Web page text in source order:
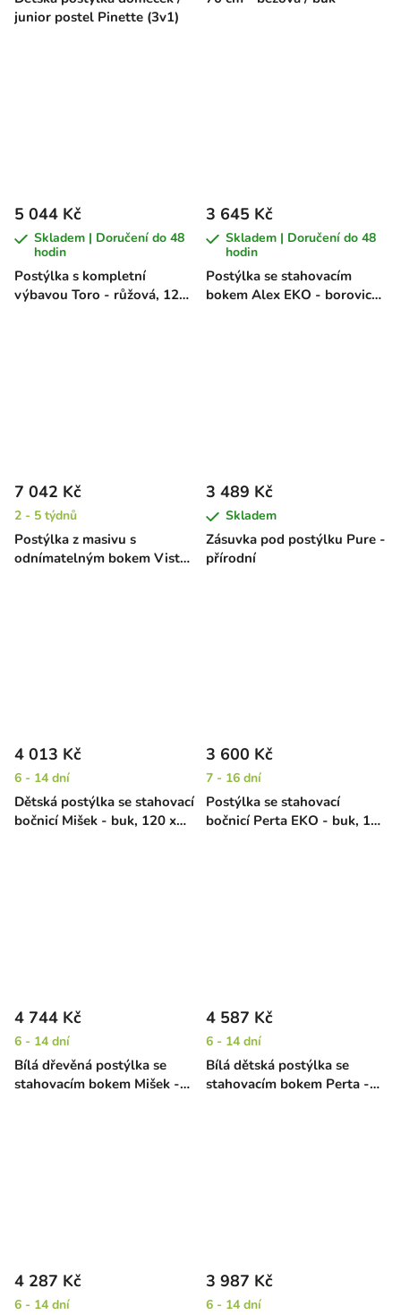
junior postel Pinette (3v1)
Postýlka s kompletní
výbavou Toro - růžová, 120
5 044 Kč
Skladem | Doručení do 48
hodin
Postýlka se stahovacím
bokem Alex EKO - borovice,
3 645 Kč
Skladem | Doručení do 48
hodin
Postýlka z masivu s
odnímatelným bokem Vista
7 042 Kč
2 - 5 týdnů
Zásuvka pod postýlku Pure -
přírodní
3 489 Kč
Skladem
Dětská postýlka se stahovací
bočnicí Mišek - buk, 120 x
4 013 Kč
6 - 14 dní
Postýlka se stahovací
bočnicí Perta EKO - buk, 120
3 600 Kč
7 - 16 dní
Bílá dřevěná postýlka se
stahovacím bokem Mišek -
4 744 Kč
6 - 14 dní
Bílá dětská postýlka se
stahovacím bokem Perta -
4 587 Kč
6 - 14 dní
4 287 Kč
6 - 14 dní
3 987 Kč
6 - 14 dní